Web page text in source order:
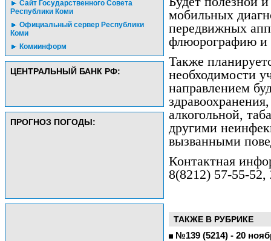
Сайт Государственного Совета
Республики Коми
Официальный сервер Республики
Коми
Комиинформ
ЦЕНТРАЛЬНЫЙ БАНК РФ:
ПРОГНОЗ ПОГОДЫ:
мобильных
передвижных
флюорографию
Также
необходимости
направлением
алкогольной,
другими
вызванными
Контактная
8(8212) 57-55-
ТАКЖЕ В РУБРИКЕ
№139 (5214) - 20